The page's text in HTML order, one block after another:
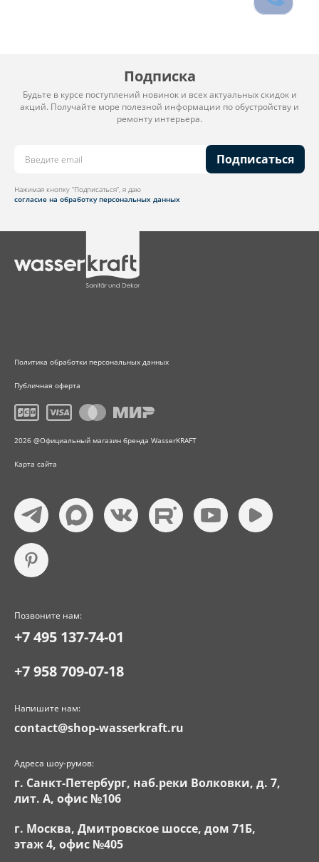
Подписка
Будьте в курсе поступлений новинок и всех актуальных скидок и
акций. Получайте море полезной информации по обустройству и
ремонту интерьера.
Подписаться
Нажимая кнопку “Подписаться”, я даю
согласие на обработку персональных данных
Политика обработки персональных данных
Публичная оферта
2026 @Официальный магазин бренда WasserKRAFT
Карта сайта
Позвоните нам:
+7 495 137-74-01
+7 958 709-07-18
Напишите нам:
contact@shop-wasserkraft.ru
Адреса шоу-румов:
г. Санкт-Петербург, наб.реки Волковки, д. 7,
лит. А, офис №106
г. Москва, Дмитровское шоссе, дом 71Б,
этаж 4, офис №405